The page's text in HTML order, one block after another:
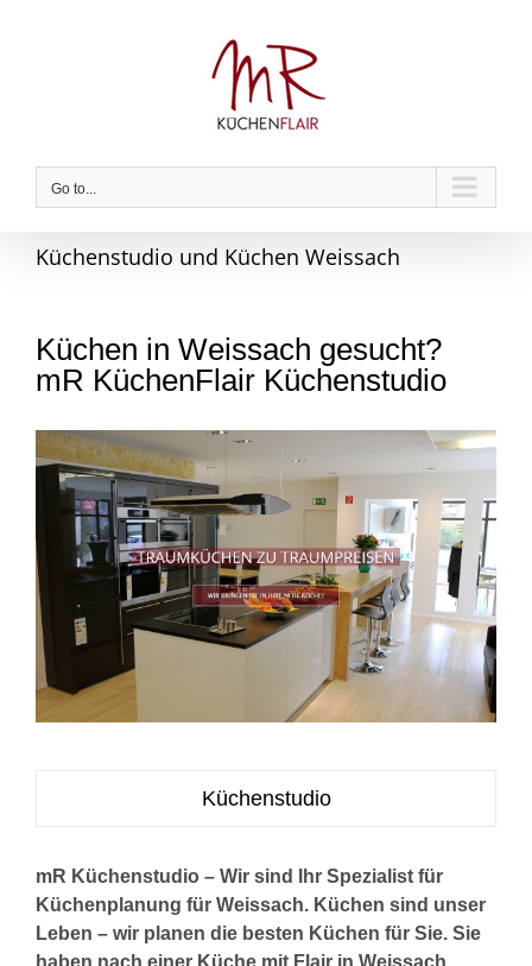
Go to...
Küchenstudio und Küchen Weissach
Küchen in Weissach gesucht?
mR KüchenFlair Küchenstudio
Küchenstudio
mR Küchenstudio – Wir sind Ihr Spezialist für
Küchenplanung für Weissach. Küchen sind unser
Leben – wir planen die besten Küchen für Sie. Sie
haben nach einer Küche mit Flair in Weissach